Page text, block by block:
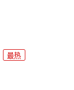
最热